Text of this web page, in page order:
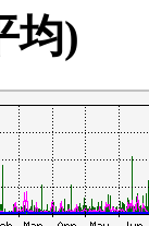
均)